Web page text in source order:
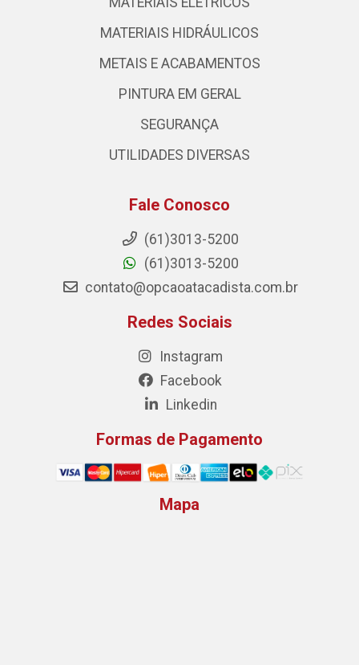
MATERIAIS HIDRÁULICOS
METAIS E ACABAMENTOS
PINTURA EM GERAL
SEGURANÇA
UTILIDADES DIVERSAS
Fale Conosco
(61)3013-5200
(61)3013-5200
contato@opcaoatacadista.com.br
Redes Sociais
Instagram
Facebook
Linkedin
Formas de Pagamento
Mapa